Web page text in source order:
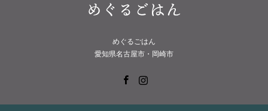
めぐるごはん
愛知県名古屋市・岡崎市